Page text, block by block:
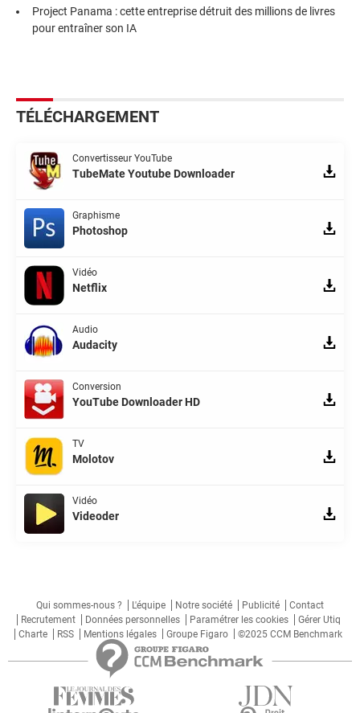
Project Panama : cette entreprise détruit des millions de livres
pour entraîner son IA
TÉLÉCHARGEMENT
Convertisseur YouTube
TubeMate Youtube Downloader
Graphisme
Photoshop
Vidéo
Netflix
Audio
Audacity
Conversion
YouTube Downloader HD
TV
Molotov
Vidéo
Videoder
Qui sommes-nous ? L'équipe Notre société Publicité
Contact
Recrutement
Données personnelles Paramétrer les cookies
Gérer Utiq
Charte
RSS Mentions légales Groupe Figaro ©2025 CCM Benchmark